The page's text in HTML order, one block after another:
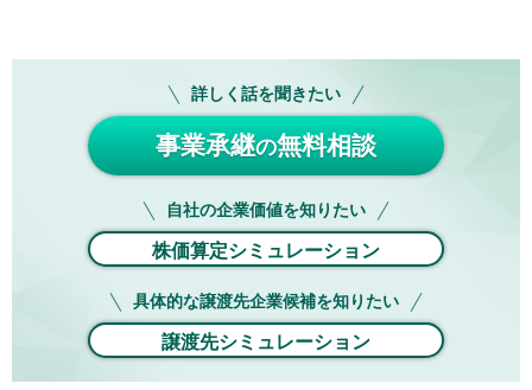
詳しく話を聞きたい
事業承継の無料相談
自社の企業価値を知りたい
株価算定シミュレーション
具体的な譲渡先企業候補を知りたい
譲渡先シミュレーション